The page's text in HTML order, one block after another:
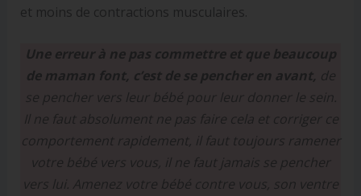
et moins de contractions musculaires.
Une erreur à ne pas commettre et que beaucoup
de maman font, c’est de se pencher en avant, de
se pencher vers leur bébé pour leur donner le sein.
Il ne faut absolument ne pas faire cela et corriger ce
comportement rapidement, il faut toujours ramener
votre bébé vers vous, il ne faut jamais se pencher
vers lui. Amenez votre bébé contre vous, son ventre